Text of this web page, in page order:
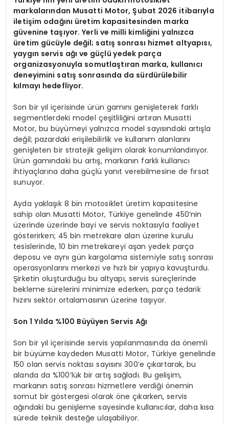
markalarından Musatti Motor, Şubat 2026 itibarıyla
iletişim odağını üretim kapasitesinden marka
güvenine taşıyor. Yerli ve milli kimliğini yalnızca
üretim gücüyle değil; satış sonrası hizmet altyapısı,
yaygın servis ağı ve güçlü yedek parça
organizasyonuyla somutlaştıran marka, kullanıcı
deneyimini satış sonrasında da sürdürülebilir
kılmayı hedefliyor.
Son bir yıl içerisinde ürün gamını genişleterek farklı
segmentlerdeki model çeşitliliğini artıran Musatti
Motor, bu büyümeyi yalnızca model sayısındaki artışla
değil; pazardaki erişilebilirlik ve kullanım alanlarını
genişleten bir stratejik gelişim olarak konumlandırıyor.
Ürün gamındaki bu artış, markanın farklı kullanıcı
ihtiyaçlarına daha güçlü yanıt verebilmesine de fırsat
sunuyor.
Ayda yaklaşık 8 bin motosiklet üretim kapasitesine
sahip olan Musatti Motor, Türkiye genelinde 450’nin
üzerinde üzerinde bayi ve servis noktasıyla faaliyet
gösterirken; 45 bin metrekare alan üzerine kurulu
tesislerinde, 10 bin metrekareyi aşan yedek parça
deposu ve aynı gün kargolama sistemiyle satış sonrası
operasyonlarını merkezi ve hızlı bir yapıya kavuşturdu.
Şirketin oluşturduğu bu altyapı, servis süreçlerinde
bekleme sürelerini minimize ederken, parça tedarik
hızını sektör ortalamasının üzerine taşıyor.
Son 1 Yılda %100 Büyüyen Servis Ağı
Son bir yıl içerisinde servis yapılanmasında da önemli
bir büyüme kaydeden Musatti Motor, Türkiye genelinde
150 olan servis noktası sayısını 300’e çıkartarak, bu
alanda da %100’lük bir artış sağladı. Bu gelişim,
markanın satış sonrası hizmetlere verdiği önemin
somut bir göstergesi olarak öne çıkarken, servis
ağındaki bu genişleme sayesinde kullanıcılar, daha kısa
sürede teknik desteğe ulaşabiliyor.